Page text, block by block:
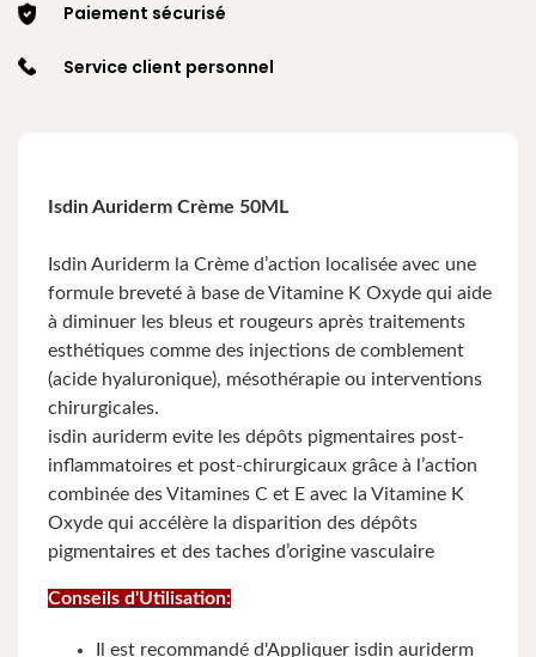
Paiement sécurisé
Service client personnel
Isdin Auriderm Crème 50ML
Isdin Auriderm la Crème d’action localisée avec une
formule breveté à base de Vitamine K Oxyde qui aide
à diminuer les bleus et rougeurs après traitements
esthétiques comme des injections de comblement
(acide hyaluronique), mésothérapie ou interventions
chirurgicales.
isdin auriderm evite les dépôts pigmentaires post-
inflammatoires et post-chirurgicaux grâce à l’action
combinée des Vitamines C et E avec la Vitamine K
Oxyde qui accélère la disparition des dépôts
pigmentaires et des taches d’origine vasculaire
Conseils d'Utilisation:
Il est recommandé d'Appliquer isdin auriderm